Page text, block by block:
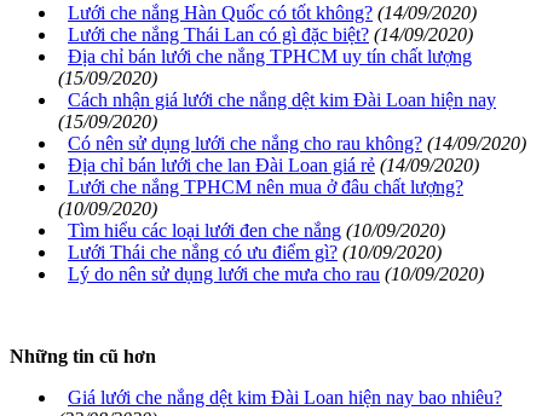
Lưới che nắng Hàn Quốc có tốt không? (14/09/2020)
Lưới che nắng Thái Lan có gì đặc biệt? (14/09/2020)
Địa chỉ bán lưới che nắng TPHCM uy tín chất lượng
(15/09/2020)
Cách nhận giá lưới che nắng dệt kim Đài Loan hiện nay
(15/09/2020)
Có nên sử dụng lưới che nắng cho rau không? (14/09/2020)
Địa chỉ bán lưới che lan Đài Loan giá rẻ (14/09/2020)
Lưới che nắng TPHCM nên mua ở đâu chất lượng?
(10/09/2020)
Tìm hiểu các loại lưới đen che nắng (10/09/2020)
Lưới Thái che nắng có ưu điểm gì? (10/09/2020)
Lý do nên sử dụng lưới che mưa cho rau (10/09/2020)
Những tin cũ hơn
Giá lưới che nắng dệt kim Đài Loan hiện nay bao nhiêu?